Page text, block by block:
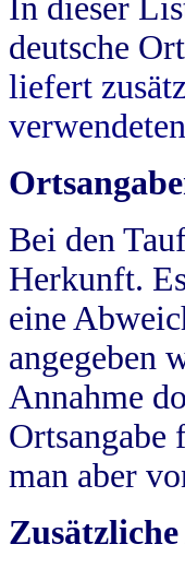
In dieser
deutsche
liefert
Bei den
Herkunft.
eine
angegeben
Annahme
Ortsangabe
man aber